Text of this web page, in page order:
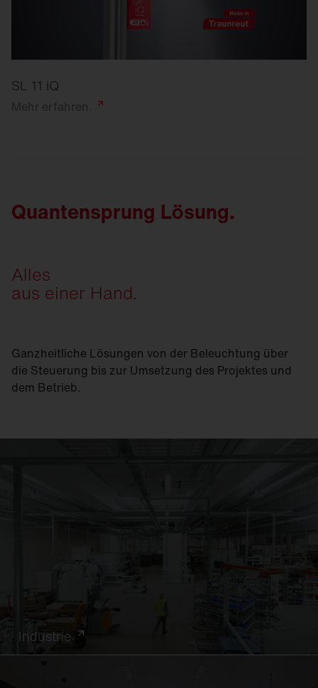
SL 11 iQ
Mehr erfahren.
Quantensprung Lösung.
Alles
aus einer Hand.
Ganzheitliche Lösungen von der Beleuchtung über
die Steuerung bis zur Umsetzung des Projektes und
dem Betrieb.
Industrie